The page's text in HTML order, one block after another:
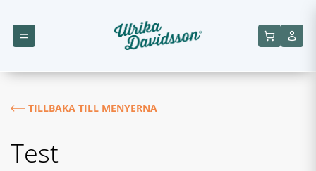
TILLBAKA TILL MENYERNA
Test